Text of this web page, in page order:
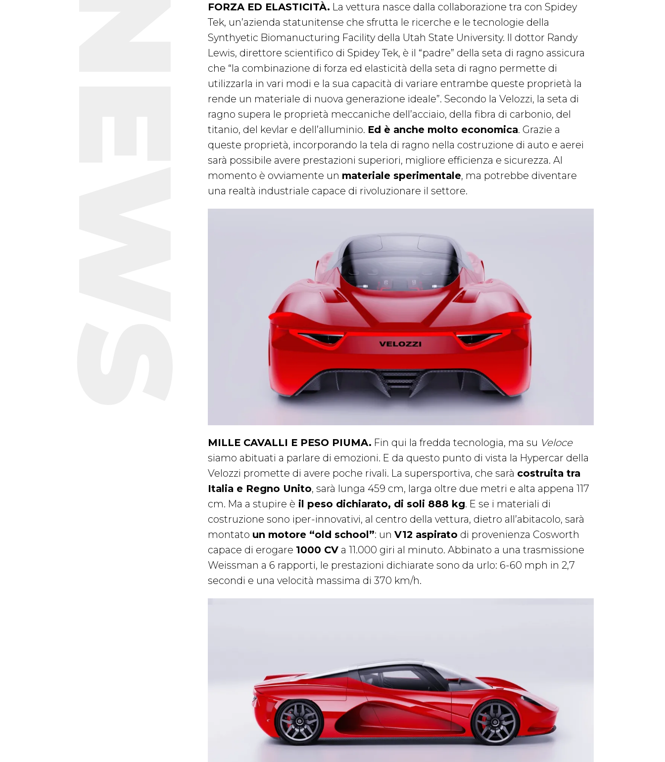
FORZA ED ELASTICITÀ. La vettura nasce dalla collaborazione tra con Spidey
Tek, un’azienda statunitense che sfrutta le ricerche e le tecnologie della
Synthyetic Biomanucturing Facility della Utah State University. Il dottor Randy
Lewis, direttore scientifico di Spidey Tek, è il “padre” della seta di ragno assicura
che “la combinazione di forza ed elasticità della seta di ragno permette di
utilizzarla in vari modi e la sua capacità di variare entrambe queste proprietà la
rende un materiale di nuova generazione ideale”. Secondo la Velozzi, la seta di
ragno supera le proprietà meccaniche dell’acciaio, della fibra di carbonio, del
titanio, del kevlar e dell’alluminio. Ed è anche molto economica. Grazie a
queste proprietà, incorporando la tela di ragno nella costruzione di auto e aerei
sarà possibile avere prestazioni superiori, migliore efficienza e sicurezza. Al
momento è ovviamente un materiale sperimentale, ma potrebbe diventare
una realtà industriale capace di rivoluzionare il settore.
MILLE CAVALLI E PESO PIUMA. Fin qui la fredda tecnologia, ma su Veloce
siamo abituati a parlare di emozioni. E da questo punto di vista la Hypercar della
Velozzi promette di avere poche rivali. La supersportiva, che sarà costruita tra
Italia e Regno Unito, sarà lunga 459 cm, larga oltre due metri e alta appena 117
cm. Ma a stupire è il peso dichiarato, di soli 888 kg. E se i materiali di
costruzione sono iper-innovativi, al centro della vettura, dietro all’abitacolo, sarà
montato un motore “old school”: un V12 aspirato di provenienza Cosworth
capace di erogare 1000 CV a 11.000 giri al minuto. Abbinato a una trasmissione
Weissman a 6 rapporti, le prestazioni dichiarate sono da urlo: 6-60 mph in 2,7
secondi e una velocità massima di 370 km/h.